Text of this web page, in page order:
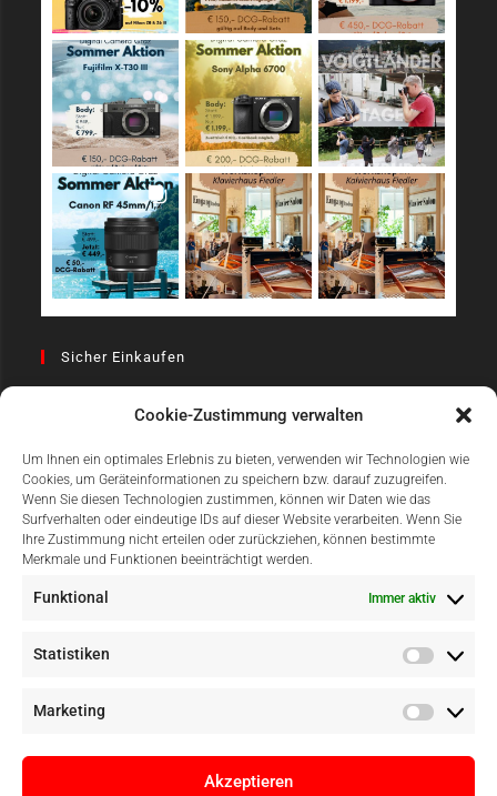
Cookie-Zustimmung verwalten
Um Ihnen ein optimales Erlebnis zu bieten, verwenden wir Technologien wie
Cookies, um Geräteinformationen zu speichern bzw. darauf zuzugreifen.
Wenn Sie diesen Technologien zustimmen, können wir Daten wie das
Surfverhalten oder eindeutige IDs auf dieser Website verarbeiten. Wenn Sie
Ihre Zustimmung nicht erteilen oder zurückziehen, können bestimmte
Merkmale und Funktionen beeinträchtigt werden.
Funktional Immer aktiv
Statistiken
Marketing
Akzeptieren
Sicher Einkaufen
Einfach Online Bezahlen